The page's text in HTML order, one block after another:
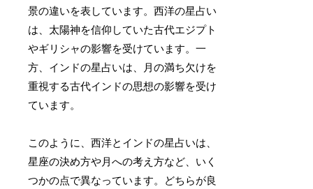
景の違いを表しています。西洋の星占い
は、太陽神を信仰していた古代エジプト
やギリシャの影響を受けています。一
方、インドの星占いは、月の満ち欠けを
重視する古代インドの思想の影響を受け
ています。
このように、西洋とインドの星占いは、
星座の決め方や月への考え方など、いく
つかの点で異なっています。どちらが良